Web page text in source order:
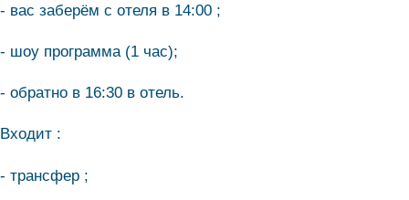
- вас заберём с отеля в 14:00 ;
- шоу программа (1 час);
- обратно в 16:30 в отель.
Входит :
- трансфер ;